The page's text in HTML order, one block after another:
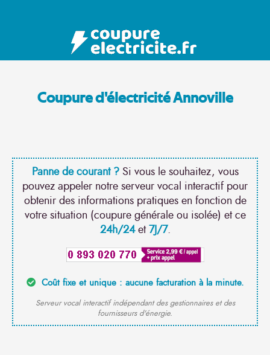
Coupure d'électricité Annoville
Panne de courant ?Si vous le souhaitez, vous
pouvez appeler notre serveur vocal interactif pour
obtenir des informations pratiques en fonction de
votre situation (coupure générale ou isolée) et ce
24h/24et7J/7.
Coût fixe et unique : aucune facturation à la minute.
Serveur vocal interactif indépendant des gestionnaires et des
fournisseurs d'énergie.